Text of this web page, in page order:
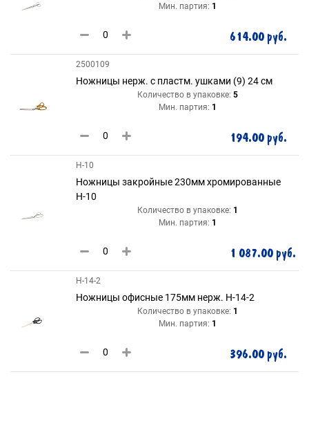
Мин. партия: 1
614.00 руб.
2500109
Ножницы нерж. с пластм. ушками (9) 24 см
Количество в упаковке: 5
Мин. партия: 1
194.00 руб.
Н-10
Ножницы закройные 230мм хромированные
Н-10
Количество в упаковке: 1
Мин. партия: 1
1 087.00 руб.
Н-14-2
Ножницы офисные 175мм нерж. Н-14-2
Количество в упаковке: 1
Мин. партия: 1
396.00 руб.